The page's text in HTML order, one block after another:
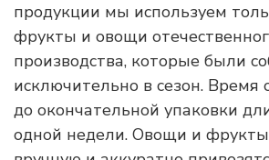
продукции мы используем
фрукты и овощи
производства, которые были
исключительно в сезон. Время
до окончательной упаковки
одной недели. Овощи и